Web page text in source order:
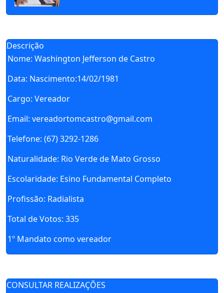
Descrição
Nome: Washington Jefferson de Castro
Data: Nascimento:14/02/1981
Cargo: Vereador
Email: vereadortomcastro@gmail.com
Telefone: (67) 3292-1286
Naturalidade: Rio Verde de Mato Grosso
Escolaridade: Esino Fundamental Completo
Profissão: Radialista
Total de Votos: 335
1º Mandato como vereador
CONSULTAR REALIZAÇÕES